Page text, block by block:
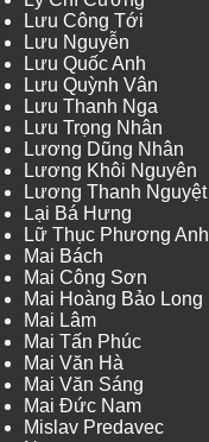
Lưu Công Tới
Lưu Nguyễn
Lưu Quốc Anh
Lưu Quỳnh Vân
Lưu Thanh Nga
Lưu Trọng Nhân
Lương Dũng Nhân
Lương Khôi Nguyên
Lương Thanh Nguyệt
Lại Bá Hưng
Lữ Thục Phương Anh
Mai Bách
Mai Công Sơn
Mai Hoàng Bảo Long
Mai Lâm
Mai Tấn Phúc
Mai Văn Hà
Mai Văn Sáng
Mai Đức Nam
Mislav Predavec